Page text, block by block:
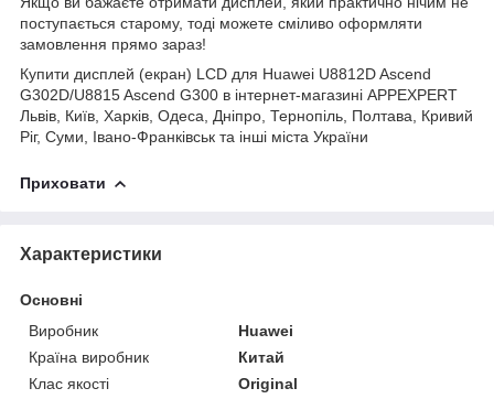
поступається старому, тоді можете сміливо оформляти
замовлення прямо зараз!
Купити дисплей (екран) LCD для Huawei U8812D Ascend
G302D/U8815 Ascend G300 в інтернет-магазині APPEXPERT
Львів, Київ, Харків, Одеса, Дніпро, Тернопіль, Полтава, Кривий
Ріг, Суми, Івано-Франківськ та інші міста України
Приховати
Характеристики
Основні
Виробник
Huawei
Країна виробник
Китай
Клас якості
Original